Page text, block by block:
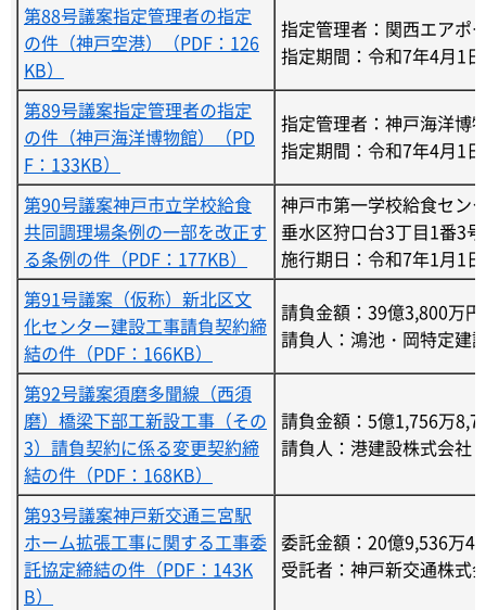
第88号議案指定管理者の指定
の件（神戸空港）（PDF：126
KB）
指定管理者：関西エアポ
指定期間：令和7年4月1
第89号議案指定管理者の指定
の件（神戸海洋博物館）（PD
F：133KB）
指定管理者：神戸海洋博
指定期間：令和7年4月1
第90号議案神戸市立学校給食
共同調理場条例の一部を改正す
る条例の件（PDF：177KB）
神戸市第一学校給食セン
垂水区狩口台3丁目1番3号
施行期日：令和7年1月1日
第91号議案（仮称）新北区文
化センター建設工事請負契約締
結の件（PDF：166KB）
請負金額：39億3,800万円
請負人：鴻池・岡特定建
第92号議案須磨多聞線（西須
磨）橋梁下部工新設工事（その
3）請負契約に係る変更契約締
結の件（PDF：168KB）
請負金額：5億1,756万
請負人：港建設株式会社
第93号議案神戸新交通三宮駅
ホーム拡張工事に関する工事委
託協定締結の件（PDF：143K
B）
委託金額：20億9,536万
受託者：神戸新交通株式